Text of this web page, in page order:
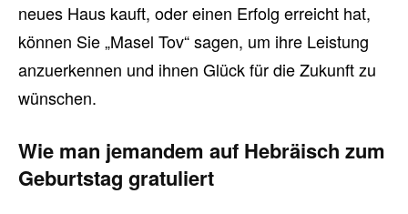
neues Haus kauft, oder einen Erfolg erreicht hat,
können Sie „Masel Tov“ sagen, um ihre Leistung
anzuerkennen und ihnen Glück für die Zukunft zu
wünschen.
Wie man jemandem auf Hebräisch zum
Geburtstag gratuliert